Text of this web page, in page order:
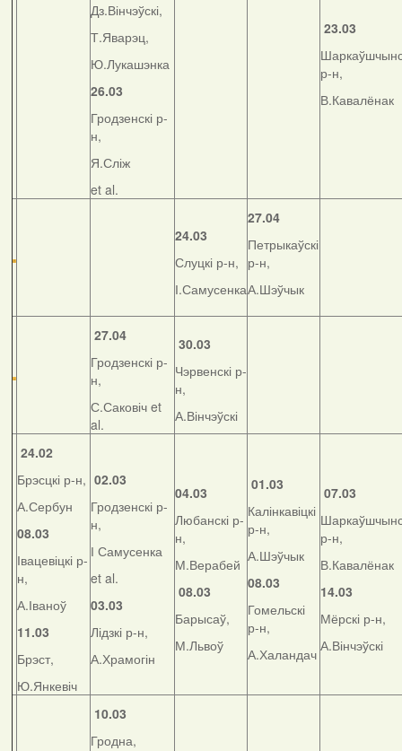
Дз.Вінчэўскі,
Т.Яварэц,
Ю.Лукашэнка
26.03
Гродзенскі р-
н,
Я.Сліж
et al.
23.03
р-н,
В.Кавалёнак
24.03
Слуцкі р-н,
І.Самусенка
27.04
Петрыкаўскі
р-н,
А.Шэўчык
27.04
Гродзенскі р-
н,
С.Саковіч et
al.
30.03
Чэрвенскі р-
н,
А.Вінчэўскі
24.02
Брэсцкі р-н,
А.Сербун
08.03
Івацевіцкі р-
н,
А.Іваноў
11.03
Брэст,
Ю.Янкевіч
02.03
Гродзенскі р-
н,
І Самусенка
et al.
03.03
Лідзкі р-н,
А.Храмогін
04.03
Любанскі р-
н,
М.Верабей
08.03
Барысаў,
М.Львоў
01.03
Калінкавіцкі
р-н,
А.Шэўчык
08.03
Гомельскі
р-н,
А.Халандач
07.03
р-н,
В.Кавалёнак
14.03
Мёрскі р-н,
А.Вінчэўскі
10.03
Гродна,